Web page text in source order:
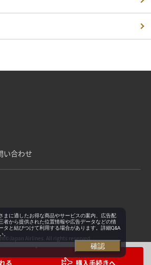
購入手続きへ
い合わせ
Airlines. All rights reserved.
まに適したお得な商品やサービスの案内、広告配
者から提供された位置情報や広告データなどの情
タと結びつけて利用する場合があります。詳細Q&A
。
確認